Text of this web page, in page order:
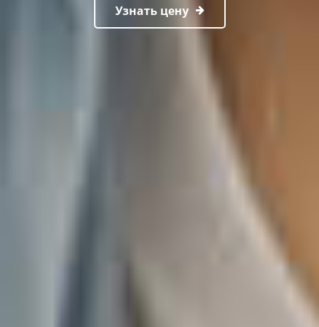
Узнать цену